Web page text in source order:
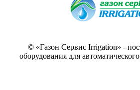
© «Газон Сервис Irrigation» -
оборудования для